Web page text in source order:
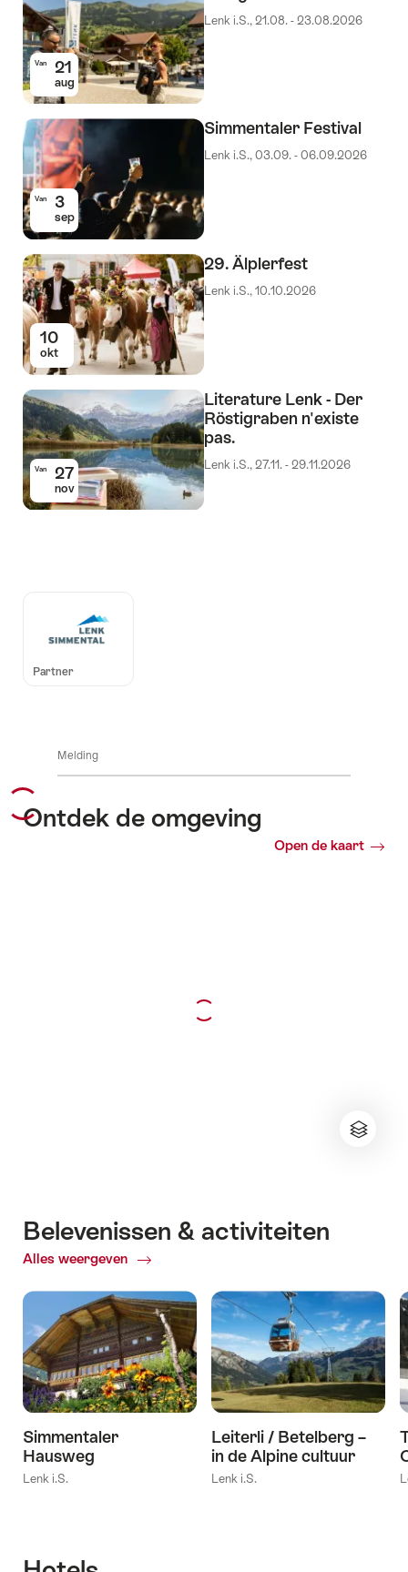
Van 21
aug
Lenk i.S., 21.08. - 23.08.2026
Van 3
sep
Simmentaler Festival
Lenk i.S., 03.09. - 06.09.2026
10
okt
29. Älplerfest
Lenk i.S., 10.10.2026
Van 27
nov
Literature Lenk - Der
Röstigraben n'existe
pas.
Lenk i.S., 27.11. - 29.11.2026
Partner
Melding
Ontdek de omgeving
Open de kaart
Belevenissen & activiteiten
Alles weergeven
ofBelevenissen
activiteiten
Simmentaler
Hausweg
Lenk i.S.
Leiterli / Betelberg –
in de Alpine cultuur
Lenk i.S.